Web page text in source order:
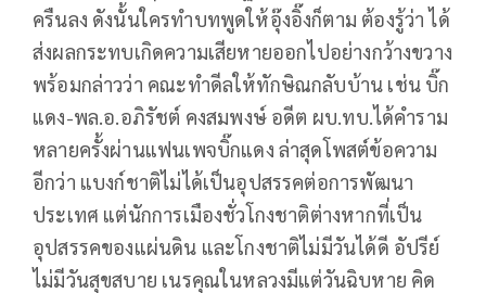
ครืนลง ดังนั้นใครทำบทพูดให้อุ๊งอิ๊งก็ตาม ต้องรู้ว่า ได้
ส่งผลกระทบเกิดความเสียหายออกไปอย่างกว้างขวาง
พร้อมกล่าวว่า คณะทำดีลให้ทักษิณกลับบ้าน เช่น บิ๊ก
แดง-พล.อ.อภิรัชต์ คงสมพงษ์ อดีต ผบ.ทบ.ได้คำราม
หลายครั้งผ่านแฟนเพจบิ๊กแดง ล่าสุดโพสต์ข้อความ
อีกว่า แบงก์ชาติไม่ได้เป็นอุปสรรคต่อการพัฒนา
ประเทศ แต่นักการเมืองชั่วโกงชาติต่างหากที่เป็น
อุปสรรคของแผ่นดิน และโกงชาติไม่มีวันได้ดี อัปรีย์
ไม่มีวันสุขสบาย เนรคุณในหลวงมีแต่วันฉิบหาย คิด